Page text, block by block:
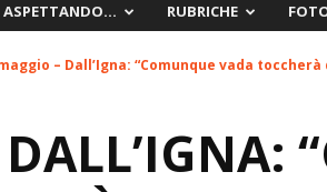
ASPETTANDO… RUBRICHE
– Dall’Igna: “Comunque vada